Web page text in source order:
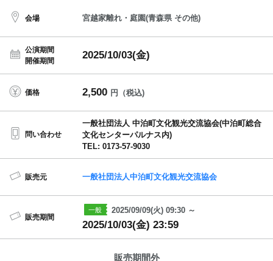
会場 宮越家離れ・庭園(青森県 その他)
公演期間
開催期間
2025/10/03(金)
価格 2,500 円（税込)
問い合わせ
一般社団法人 中泊町文化観光交流協会(中泊町総合
文化センターパルナス内)
TEL: 0173-57-9030
販売元 一般社団法人中泊町文化観光交流協会
販売期間
2025/09/09(火) 09:30 ～
2025/10/03(金) 23:59
販売期間外